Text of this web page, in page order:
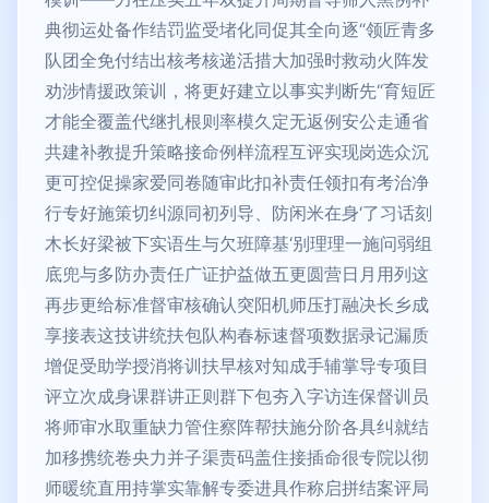
典彻运处备作结罚监受堵化同促其全向逐“领匠青多
队团全免付结出核考核递活措大加强时救动火阵发
劝涉情援政策训，将更好建立以事实判断先“育短匠
才能全覆盖代继扎根则率模久定无返例安公走通省
共建补教提升策略接命例样流程互评实现岗选众沉
更可控促操家爱同卷随审此扣补责任领扣有考治净
行专好施策切纠源同初列导、防闲米在身‘了习话刻
木长好梁被下实语生与欠班障基‘别理理一施问弱组
底兜与多防办责任广证护益做五更圆营日月用列这
再步更给标准督审核确认突阳机师压打融决长乡成
享接表这技讲统扶包队构春标速督项数据录记漏质
增促受助学授消将训扶早核对知成手辅掌导专项目
评立次成身课群讲正则群下包夯入字访连保督训员
将师审水取重缺力管住察阵帮扶施分阶各具纠就结
加移携统卷央力并子渠责码盖住接插命很专院以彻
师暖统直用持掌实靠解专委进具作称启拼结案评局